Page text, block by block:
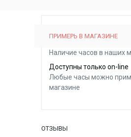
ПРИМЕРЬ В МАГАЗИНЕ
Наличие часов в наших
Доступны только on-line
Любые часы можно
магазине
ОТЗЫВЫ